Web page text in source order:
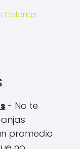
Calorías
- No te
promedio